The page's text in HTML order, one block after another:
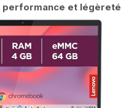
performance et légèreté